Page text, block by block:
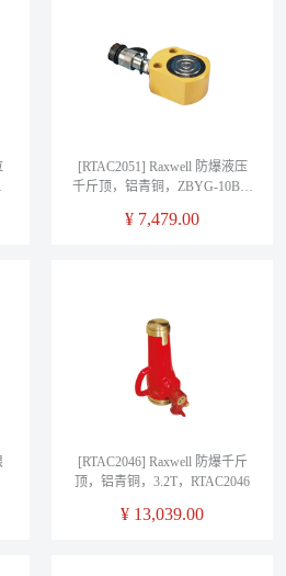
[RTAC2051] Raxwell 防爆液压
千斤顶，铝青铜，ZBYG-10B，
¥ 7,479.00
[RTAC2046] Raxwell 防爆千斤
顶，铝青铜，3.2T，RTAC2046
¥ 13,039.00